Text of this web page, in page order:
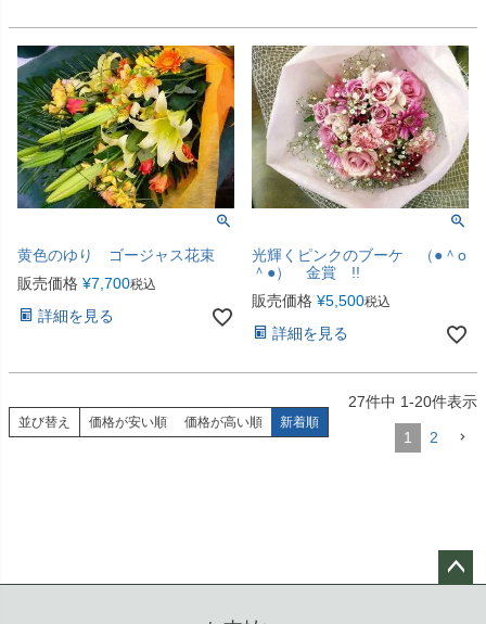
黄色のゆり ゴージャス花束
販売価格 ¥7,700税込
詳細を見る
光輝くピンクのブーケ （●＾o
＾●） 金賞 !!
販売価格 ¥5,500税込
詳細を見る
並び替え 価格が安い順 価格が高い順 新着順
27件中 1-20件表示
1 2